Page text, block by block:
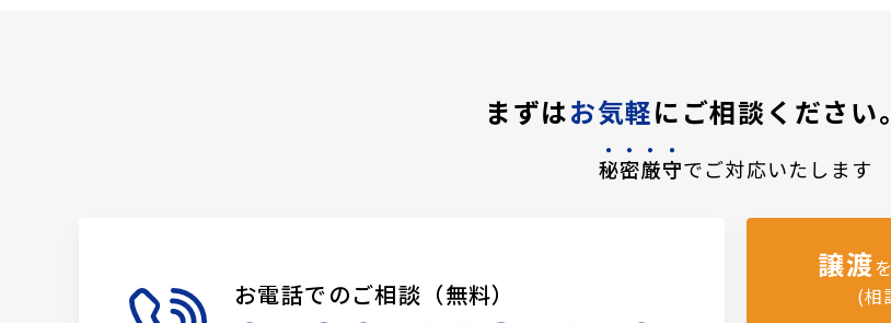
まずはお気軽にご相談ください
秘密厳守でご対応いたします
お電話でのご相談（無料）
譲渡
(相